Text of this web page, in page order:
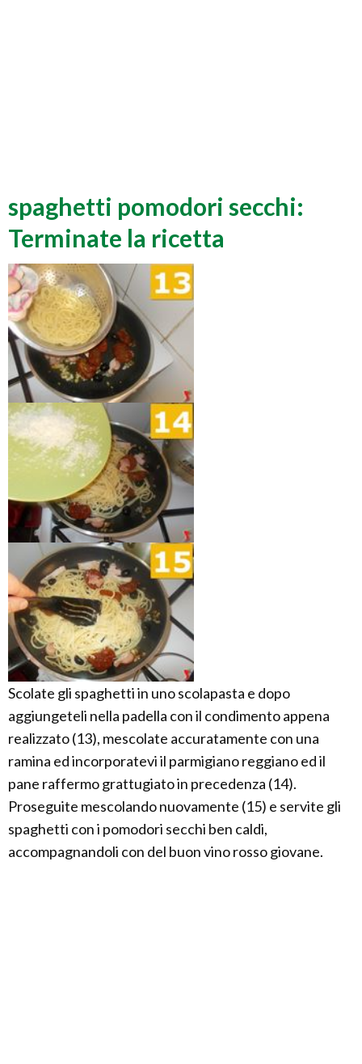
spaghetti pomodori secchi:
Terminate la ricetta
Scolate gli spaghetti in uno scolapasta e dopo
aggiungeteli nella padella con il condimento appena
realizzato (13), mescolate accuratamente con una
ramina ed incorporatevi il parmigiano reggiano ed il
pane raffermo grattugiato in precedenza (14).
Proseguite mescolando nuovamente (15) e servite gli
spaghetti con i pomodori secchi ben caldi,
accompagnandoli con del buon vino rosso giovane.